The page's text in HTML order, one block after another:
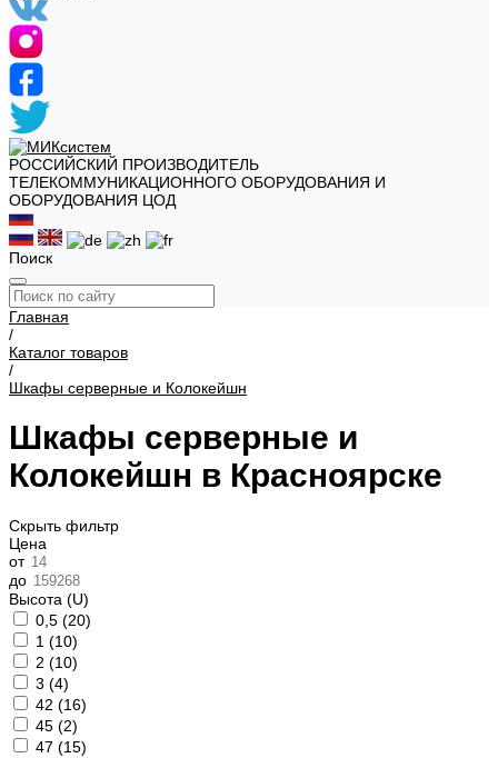
РОССИЙСКИЙ ПРОИЗВОДИТЕЛЬ
ТЕЛЕКОММУНИКАЦИОННОГО ОБОРУДОВАНИЯ И
ОБОРУДОВАНИЯ ЦОД
Поиск
Главная
/
Каталог товаров
/
Шкафы серверные и Колокейшн
Шкафы серверные и
Колокейшн в Красноярске
Скрыть фильтр
Цена
от
до
Высота (U)
0,5 (20)
1 (10)
2 (10)
3 (4)
42 (16)
45 (2)
47 (15)